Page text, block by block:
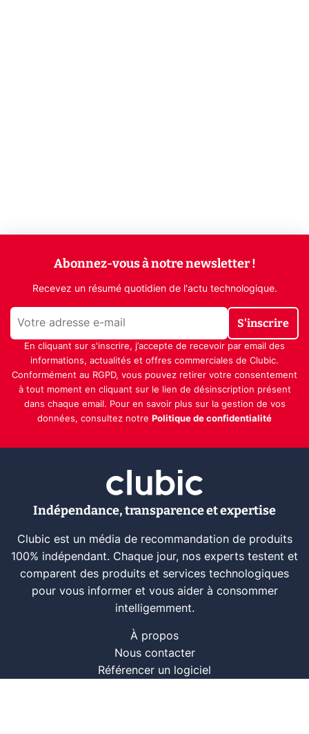
Abonnez-vous à notre newsletter !
Recevez un résumé quotidien de l'actu technologique.
S'inscrire
En cliquant sur s'inscrire, j’accepte de recevoir par email des
informations, actualités et offres commerciales de Clubic.
Conformément au RGPD, vous pouvez retirer votre consentement
à tout moment en cliquant sur le lien de désinscription présent
dans chaque email. Pour en savoir plus sur la gestion de vos
données, consultez notre Politique de confidentialité
Indépendance, transparence et expertise
Clubic est un média de recommandation de produits
100% indépendant. Chaque jour, nos experts testent et
comparent des produits et services technologiques
pour vous informer et vous aider à consommer
intelligemment.
À propos
Nous contacter
Référencer un logiciel